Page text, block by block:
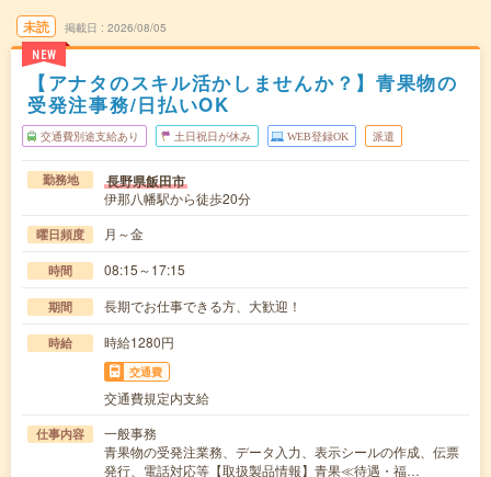
未読
NEW
掲載日 2026/08/05
【アナタのスキル活かしませんか？】青果物の
受発注事務/日払いOK
交通費別途支給あり 土日祝日が休み WEB登録OK 派遣
勤務地 長野県飯田市
伊那八幡駅から徒歩20分
曜日頻度 月～金
時間 08:15～17:15
期間 長期でお仕事できる方、大歓迎！
時給 時給1280円
交通費
交通費規定内支給
仕事内容
一般事務
青果物の受発注業務、データ入力、表示シールの作成、伝票
発行、電話対応等【取扱製品情報】青果≪待遇・福…